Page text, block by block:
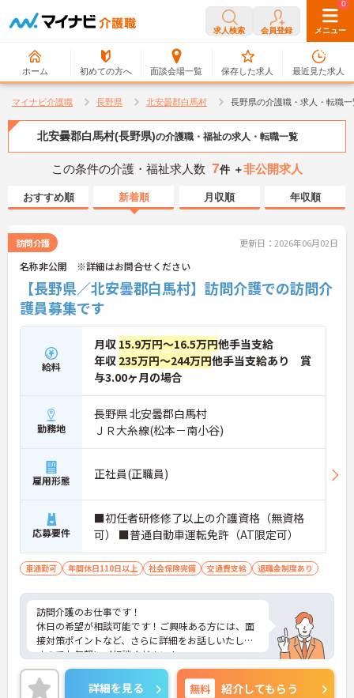
求人検索 会員登録 メニュー
ホーム 初めての方へ 面談会場一覧
0
保存した求人
0
最近見た求人
マイナビ介護職 長野県 北安曇郡白馬村 長野県の介護職・求人・転職一
北安曇郡白馬村(長野県)の介護職・福祉の求人・転職一覧
この条件の介護・福祉求人数 7件 ＋非公開求人
おすすめ順 新着順 月収順 年収順
訪問介護 更新日：2026年06月02日
名称非公開 ※詳細はお問合せください
【長野県／北安曇郡白馬村】訪問介護での訪問介
護員募集です
給料
月収 15.9万円～16.5万円他手当支給
年収 235万円～244万円他手当支給あり 賞
与3.00ヶ月の場合
勤務地
長野県 北安曇郡白馬村
ＪＲ大糸線(松本－南小谷)
雇用形態 正社員(正職員)
応募要件
■初任者研修修了以上の介護資格（無資格
可） ■普通自動車運転免許（AT限定可）
車通勤可 年間休日110日以上 社会保険完備 交通費支給 退職金制度あり
訪問介護のお仕事です！
休日の希望が相談可能です！ご興味ある方には、面
接対策ポイントなど、さらに詳細をお話しいたしま
すのでお気軽にご相談ください！
詳細を見る 無料 紹介してもらう